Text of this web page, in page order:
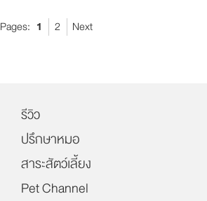
Pages: 1 2 Next
รีวิว
ปรึกษาหมอ
สาระสัตว์เลี้ยง
Pet Channel